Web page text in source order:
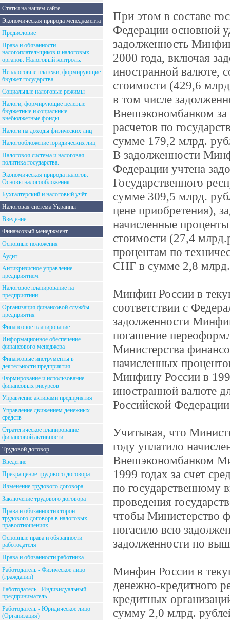
Статьи на нашем сайте
Экономическая природа менеджмента
Предисловие
Права и обязанности
налогоплательщиков и налоговых
органов. Налоговый контроль.
Неналоговые платежи, формирующие
бюджет государства
Социальные налоговые режимы
Налоги, формирующие целевые
бюджетные и социальные
внебюджетные фонды
Налоги на доходы физических лиц
Налогообложение юридических лиц
Налоговоя система и налоговая
политика государства.
Экономическая природа налогов.
Основы налогообложения.
Бухгалтерский и налоговый учёт
Налоговая система Украины
Введение
Финансовый менеджмент
Основные положения
Аудит
Антикризисное управление
предприятием
Налоговое планирование на
предприятиии
Организация финансовой службы
предприятия
Финансовое планирование
Информационное обеспечение
финансового менеджера
Финансовые инструменты в
деятельности предприятия
Формирование и использование
финансовых рисурсов
Управление активами предприятия
Управление движением денежных
средств
Стратегическое планирование
финансовой активности
Трудовой договор
Введение
Прекращение трудового договора
Изменение трудового договора
Заключение трудового договора
Права и обязанности сторон
трудового договора в налоговых
правоотношениях
Основные права и обязанности
работодателя
Права и обязанности работника
Работодатель - Физическое лицо
(гражданин)
Работодатель - Индивидуальный
предприниматель
Работодатель - Юридическое лицо
(Организация)
При этом в составе
Федерации основной
задолженность
2000 года, включая
иностранной валюте,
стоимости (429,6
в том числе
Внешэкономбанком за
расчетов по
сумме 179,2 млрд.
В задолженности
Федерации учтена
Государственного
сумме 309,5 млрд.
цене приобретения),
начисленные
стоимости (27,4
процентам по
СНГ в сумме 2,8 млрд.
Минфин России в
соответствии с
задолженности
погашение
Министерства
начисленных
Минфину России в
иностранной валюте
Российской
Учитывая, что
году уплатило
Внешэкономбанком
1999 годах за счет
по государственному
проведения
чтобы Министерство
погасило всю
задолженности по
Минфин России в
денежно-кредитного
кредитных
сумму 2,0 млрд.